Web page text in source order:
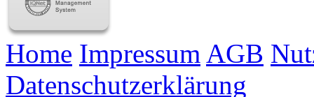
Home Impressum AGB
Datenschutzerklärung